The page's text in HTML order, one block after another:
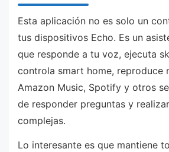
Esta aplicación no es solo un
tus dispositivos Echo. Es un
que responde a tu voz, ejecuta
controla smart home, reproduce
Amazon Music, Spotify y otros
de responder preguntas y
complejas.
Lo interesante es que mantiene